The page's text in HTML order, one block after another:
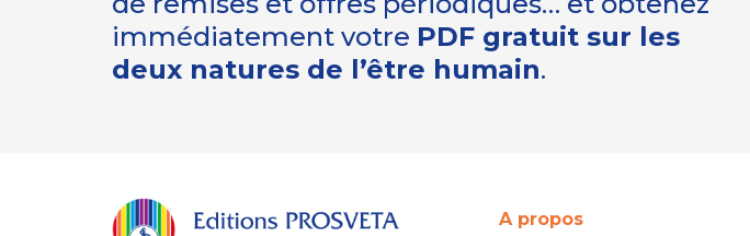
immédiatement votre PDF gratuit sur les
deux natures de l’être humain.
A propos